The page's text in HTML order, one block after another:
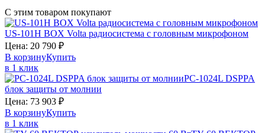
С этим товаром покупают
US-101H BOX Volta радиосистема с головным микрофоном
Цена: 20 790 ₽
В корзинуКупить
в 1 клик
PC-1024L DSPPA
блок защиты от молнии
Цена: 73 903 ₽
В корзинуКупить
в 1 клик